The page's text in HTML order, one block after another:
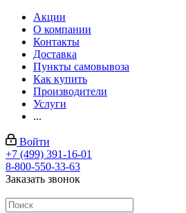
Акции
О компании
Контакты
Доставка
Пункты самовывоза
Как купить
Производители
Услуги
...
Войти
+7 (499) 391-16-01
8-800-550-33-63
Заказать звонок